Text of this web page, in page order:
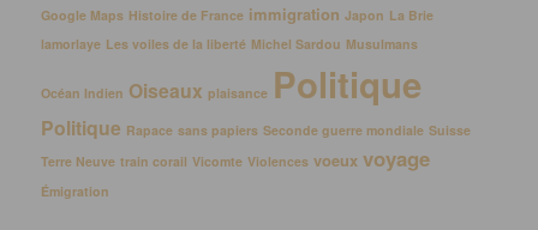
Google Maps Histoire de France immigration Japon La Brie
lamorlaye Les voiles de la liberté Michel Sardou Musulmans
Océan Indien Oiseaux plaisance Politique
Politique Rapace sans papiers Seconde guerre mondiale Suisse
Terre Neuve train corail Vicomte Violences voeux voyage
Émigration